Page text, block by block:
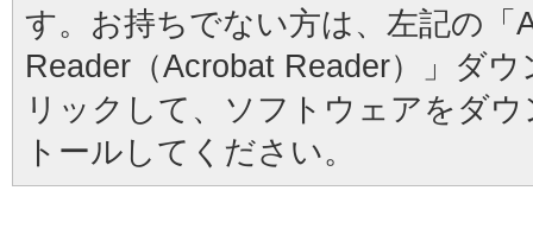
す。お持ちでない方は、左記の「
Reader（Acrobat Reader）」ダ
リックして、ソフトウェアをダ
トールしてください。